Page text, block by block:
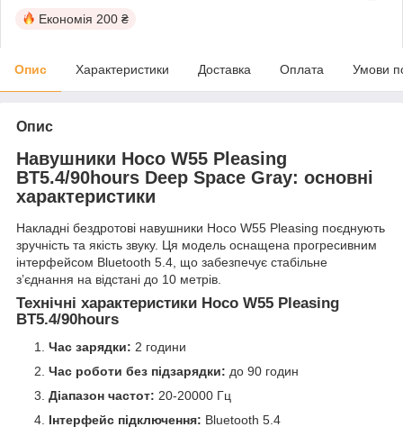
Економія 200 ₴
Опис Характеристики Доставка Оплата Умови
Опис
Навушники Hoco W55 Pleasing
BT5.4/90hours Deep Space Gray: основні
характеристики
Накладні бездротові навушники Hoco W55 Pleasing поєднують
зручність та якість звуку. Ця модель оснащена прогресивним
інтерфейсом Bluetooth 5.4, що забезпечує стабільне
з’єднання на відстані до 10 метрів.
Технічні характеристики Hoco W55 Pleasing
BT5.4/90hours
Час зарядки: 2 години
Час роботи без підзарядки: до 90 годин
Діапазон частот: 20-20000 Гц
Інтерфейс підключення: Bluetooth 5.4